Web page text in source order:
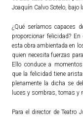
Joaquín Calvo Sotelo, bajo
¿Qué seríamos capaces
proporcionar felicidad?
esta obra ambientada en
quien necesita fuerzas
Ello conduce a
que la felicidad tiene
plenamente la dicha se
luces y sombras, tomas y
Para el director de Teatro